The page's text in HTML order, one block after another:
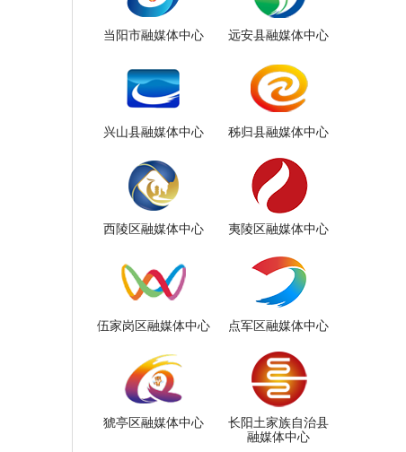
当阳市融媒体中心 远安县融媒体中心
兴山县融媒体中心 秭归县融媒体中心
西陵区融媒体中心 夷陵区融媒体中心
伍家岗区融媒体中心 点军区融媒体中心
猇亭区融媒体中心
长阳土家族自治县
融媒体中心